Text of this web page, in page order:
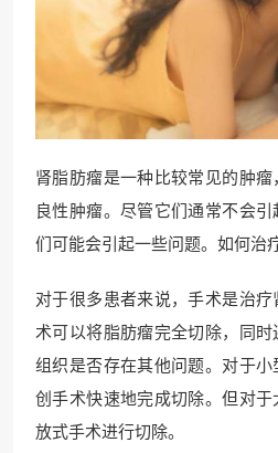
肾脂肪瘤是一种比较常见的肿
良性肿瘤。尽管它们通常不会
们可能会引起一些问题。如何治
对于很多患者来说，手术是治
术可以将脂肪瘤完全切除，同时
组织是否存在其他问题。对于
创手术快速地完成切除。但对
放式手术进行切除。